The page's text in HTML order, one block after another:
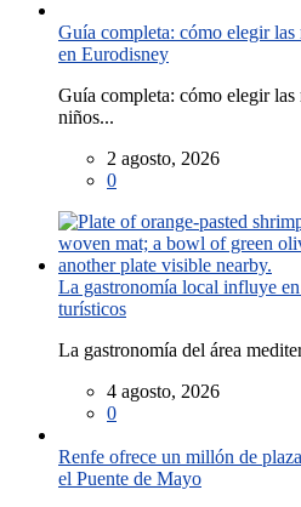
Guía completa: cómo elegir las
en Eurodisney
Guía completa: cómo elegir las
niños...
2 agosto, 2026
0
La gastronomía local influye
turísticos
La gastronomía del área
4 agosto, 2026
0
Renfe ofrece un millón de
el Puente de Mayo